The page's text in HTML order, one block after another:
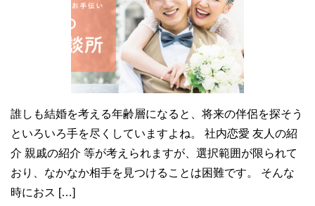
誰しも結婚を考える年齢層になると、将来の伴侶を探そう
といろいろ手を尽くしていますよね。 社内恋愛 友人の紹
介 親戚の紹介 等が考えられますが、選択範囲が限られて
おり、なかなか相手を見つけることは困難です。 そんな
時におス […]